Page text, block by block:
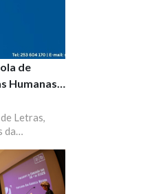
de
Humanas
Letras,
da